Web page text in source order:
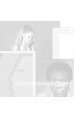
Электронный билет